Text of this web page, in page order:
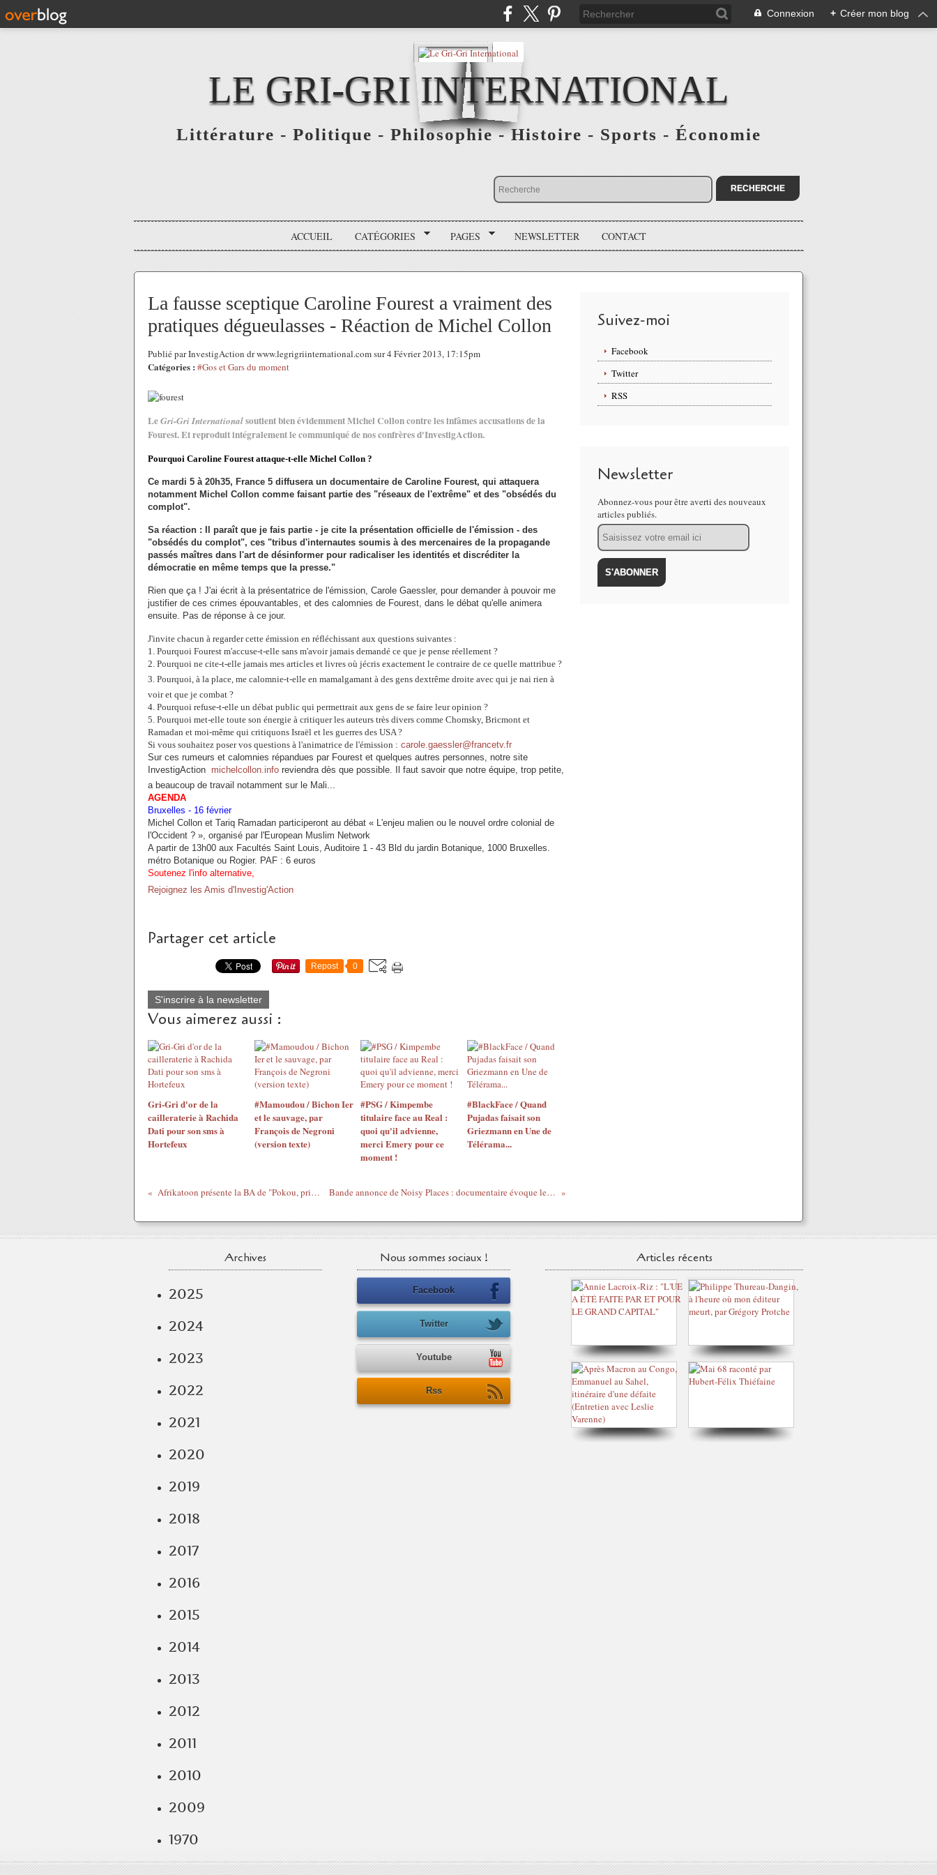
Connexion + Créer mon blog
LE GRI-GRI INTERNATIONAL
Littérature - Politique - Philosophie - Histoire - Sports - Économie
ACCUEIL CATÉGORIES PAGES NEWSLETTER CONTACT
La fausse sceptique Caroline Fourest a vraiment des
pratiques dégueulasses - Réaction de Michel Collon
Publié par InvestigAction dr www.legrigriinternational.com sur 4 Février 2013, 17:15pm
Catégories : #Gos et Gars du moment
LeGri-Gri Internationalsoutient bien évidemment Michel Collon contre les infâmes accusations de la
Fourest. Et reproduit intégralement le communiqué de nos confrères d'InvestigAction.
Pourquoi Caroline Fourest attaque-t-elle Michel Collon ?
Ce mardi 5 à 20h35, France 5 diffusera un documentaire de Caroline Fourest, qui attaquera
notamment Michel Collon comme faisant partie des "réseaux de l'extrême" et des "obsédés du
complot".
Sa réaction : Il paraît que je fais partie - je cite la présentation officielle de l'émission - des
"obsédés du complot", ces "tribus d'internautes soumis à des mercenaires de la propagande
passés maîtres dans l'art de désinformer pour radicaliser les identités et discréditer la
démocratie en même temps que la presse."
Rien que ça ! J'ai écrit à la présentatrice de l'émission, Carole Gaessler, pour demander à pouvoir me
justifier de ces crimes épouvantables, et des calomnies de Fourest, dans le débat qu'elle animera
ensuite. Pas de réponse à ce jour.
J'invite chacun à regarder cette émission en réfléchissant aux questions suivantes :
1. Pourquoi Fourest m'accuse-t-elle sans m'avoir jamais demandé ce que je pense réellement ?
2. Pourquoi ne cite-t-elle jamais mes articles et livres où jécris exactement le contraire de ce quelle mattribue ?
3. Pourquoi, à la place, me calomnie-t-elle en mamalgamant à des gens dextrême droite avec qui je nai rien à
voir et que je combat ?
4. Pourquoi refuse-t-elle un débat public qui permettrait aux gens de se faire leur opinion ?
5. Pourquoi met-elle toute son énergie à critiquer les auteurs très divers comme Chomsky, Bricmont et
Ramadan et moi-même qui critiquons Israël et les guerres des USA ?
Si vous souhaitez poser vos questions à l'animatrice de l'émission : carole.gaessler@francetv.fr
Sur ces rumeurs et calomnies répandues par Fourest et quelques autres personnes, notre site
InvestigAction  michelcollon.info reviendra dès que possible. Il faut savoir que notre équipe, trop petite,
a beaucoup de travail notamment sur le Mali...
AGENDA
Bruxelles - 16 février
Michel Collon et Tariq Ramadan participeront au débat « L'enjeu malien ou le nouvel ordre colonial de
l'Occident ? », organisé par l'European Muslim Network
A partir de 13h00 aux Facultés Saint Louis, Auditoire 1 - 43 Bld du jardin Botanique, 1000 Bruxelles.
métro Botanique ou Rogier. PAF : 6 euros
Soutenez l'info alternative,
Rejoignez les Amis d'Investig'Action
Partager cet article
Repost 0
S'inscrire à la newsletter
Vous aimerez aussi :
Gri-Gri d'or de la
cailleraterie à Rachida
Dati pour son sms à
Hortefeux
#Mamoudou / Bichon Ier
et le sauvage, par
François de Negroni
(version texte)
#PSG / Kimpembe
titulaire face au Real :
quoi qu'il advienne,
merci Emery pour ce
moment !
#BlackFace / Quand
Pujadas faisait son
Griezmann en Une de
Télérama...
Afrikatoon présente la BA de "Pokou, princesse Ashanti", son film d'animation en 3D Bande annonce de Noisy Places : documentaire évoque les mutations en-cours au sein du secteur musical en France...
Suivez-moi
Facebook
Twitter
RSS
Newsletter
Abonnez-vous pour être averti des nouveaux
articles publiés.
Email
Archives
2025
2024
2023
2022
2021
2020
2019
2018
2017
2016
2015
2014
2013
2012
2011
2010
2009
1970
Nous sommes sociaux !
Facebook
Twitter
Youtube
Rss
Articles récents